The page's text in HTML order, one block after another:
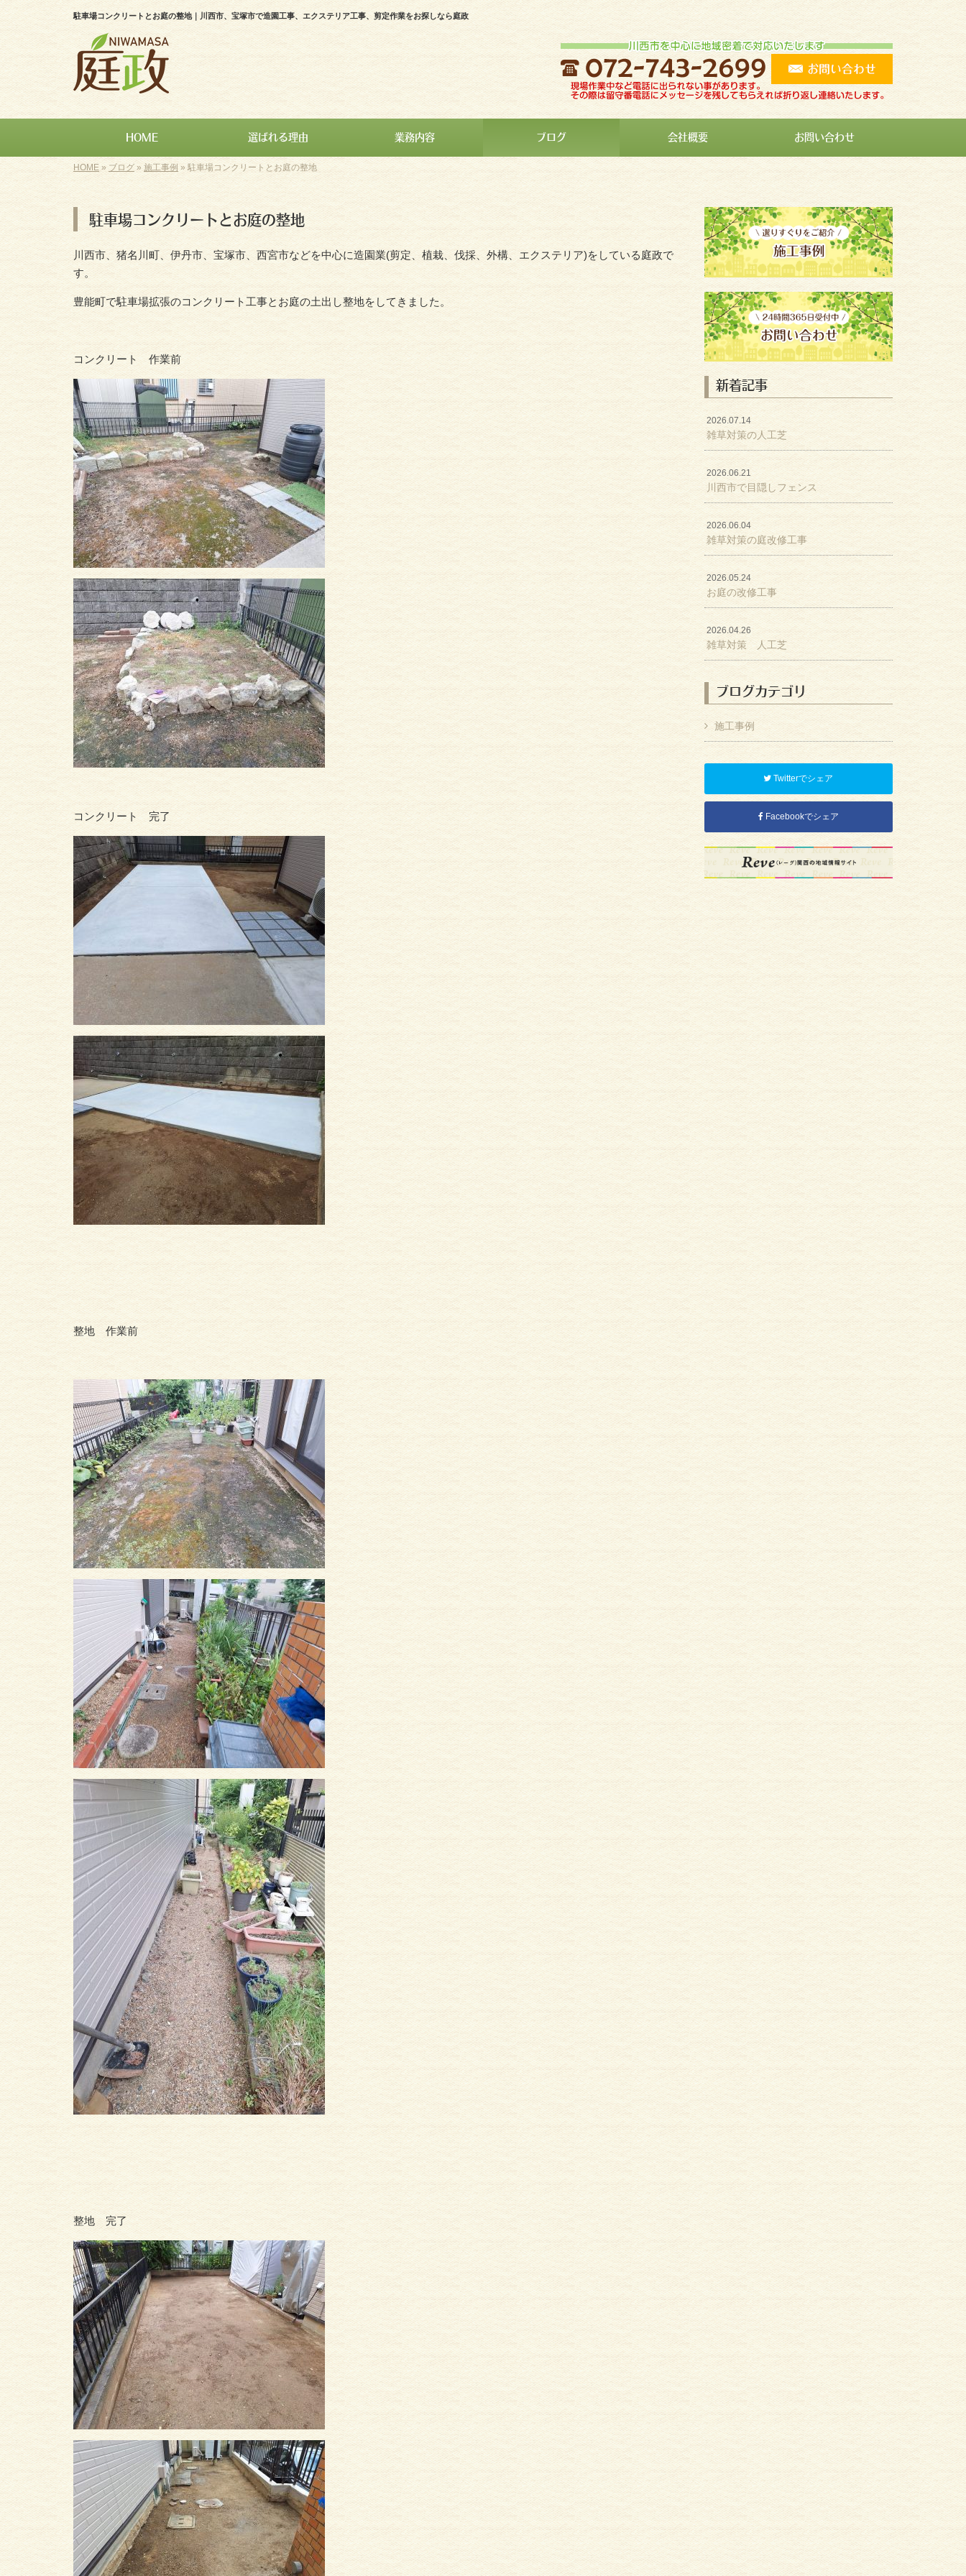
駐車場コンクリートとお庭の整地｜川西市、宝塚市で造園工事、エクステリア工事、剪定作業をお探しなら庭政
HOME 選ばれる理由 業務内容 ブログ 会社概要 お問い合わせ
HOME » ブログ » 施工事例 »駐車場コンクリートとお庭の整地
駐車場コンクリートとお庭の整地
川西市、猪名川町、伊丹市、宝塚市、西宮市などを中心に造園業(剪定、植栽、伐採、外構、エクステリア)をしている庭政で
す。
豊能町で駐車場拡張のコンクリート工事とお庭の土出し整地をしてきました。
コンクリート 作業前
コンクリート 完了
整地 作業前
整地 完了
新着記事
2026.07.14
雑草対策の人工芝
2026.06.21
川西市で目隠しフェンス
2026.06.04
雑草対策の庭改修工事
2026.05.24
お庭の改修工事
2026.04.26
雑草対策 人工芝
ブログカテゴリ
施工事例
Twitterでシェア
Facebookでシェア